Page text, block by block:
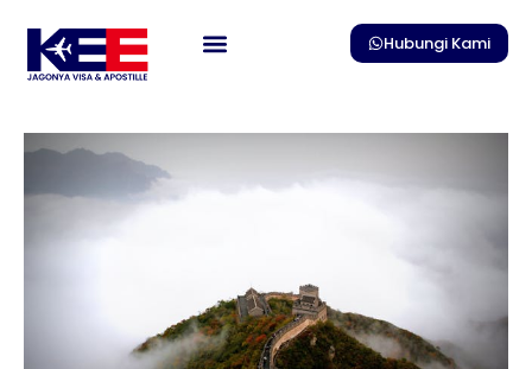
content
Hubungi Kami